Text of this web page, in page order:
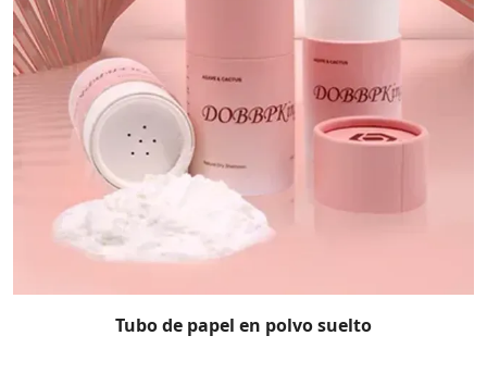
Tubo de papel en polvo suelto